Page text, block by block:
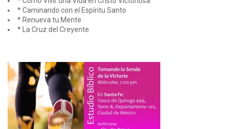
* Caminando con el Espíritu Santo
* Renueva tu Mente
* La Cruz del Creyente